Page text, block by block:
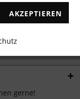
gerne!
Inaktiv
Inaktiv
AKZEPTIEREN